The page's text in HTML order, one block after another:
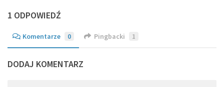
1 ODPOWIEDŹ
Komentarze 0 Pingbacki 1
DODAJ KOMENTARZ